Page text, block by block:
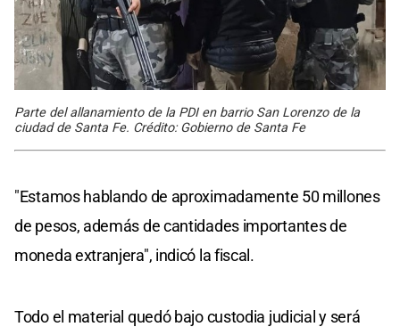
Parte del allanamiento de la PDI en barrio San Lorenzo de la
ciudad de Santa Fe. Crédito: Gobierno de Santa Fe
"Estamos hablando de aproximadamente 50 millones
de pesos, además de cantidades importantes de
moneda extranjera", indicó la fiscal.
Todo el material quedó bajo custodia judicial y será